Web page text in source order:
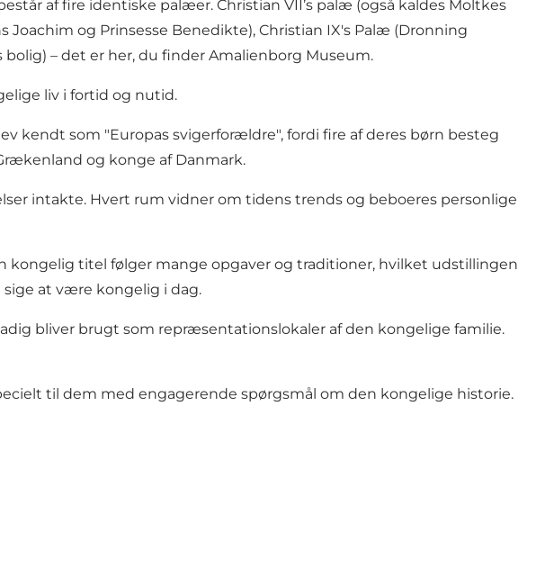
af fire identiske palæer. Christian VII’s palæ (også kaldes Moltkes
og Prinsesse Benedikte), Christian IX's Palæ (Dronning
– det er her, du finder Amalienborg Museum.
liv i fortid og nutid.
kendt som "Europas svigerforældre", fordi fire af deres børn besteg
og konge af Danmark.
intakte. Hvert rum vidner om tidens trends og beboeres personlige
kongelig titel følger mange opgaver og traditioner, hvilket udstillingen
sige at være kongelig i dag.
bliver brugt som repræsentationslokaler af den kongelige familie.
til dem med engagerende spørgsmål om den kongelige historie.